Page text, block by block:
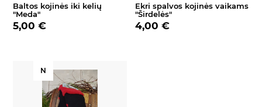
Baltos kojinės iki kelių
"Meda"
5,00 €
Ekri spalvos kojinės vaikams
"Širdelės"
4,00 €
N